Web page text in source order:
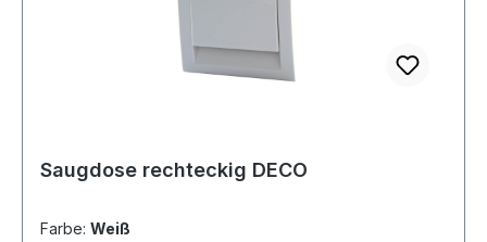
verfügbar. Für die Saugdose VacuValve
rechteckig ist der Montagerahmen Art.Nr.
CVF071 geeignet.
Saugdose rechteckig DECO
Farbe: Weiß